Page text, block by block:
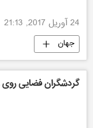
24 آوریل 2017, 21:13
جهان
گردشگران فضایی